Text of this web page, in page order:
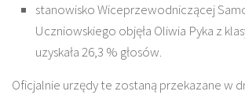
stanowisko Wiceprzewodniczącej
Uczniowskiego objęła Oliwia Pyka z
uzyskała 26,3 % głosów.
Oficjalnie urzędy te zostaną przekazane w